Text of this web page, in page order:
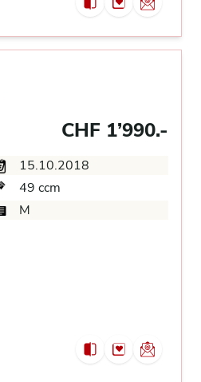
CHF 1’990.-
15.10.2018
49 ccm
M